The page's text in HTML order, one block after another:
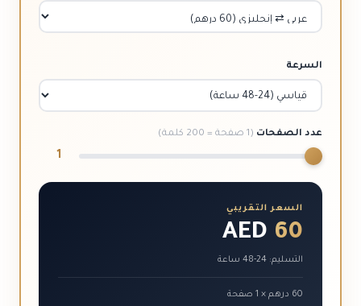
السرعة
عدد الصفحات (1 صفحة = 200 كلمة)
1
السعر التقريبي
AED 60
التسليم: 24-48 ساعة
60 درهم × 1 صفحة